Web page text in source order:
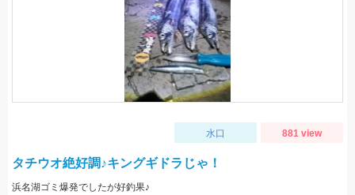
水口 881 view
タチウオ絶好調♪キングギドラじゃ！
浜名湖ゴミ爆発でしたが好釣果♪